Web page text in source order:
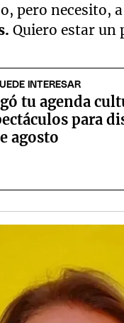
pero necesito,
Quiero estar un
INTERESAR
tu agenda
para
agosto